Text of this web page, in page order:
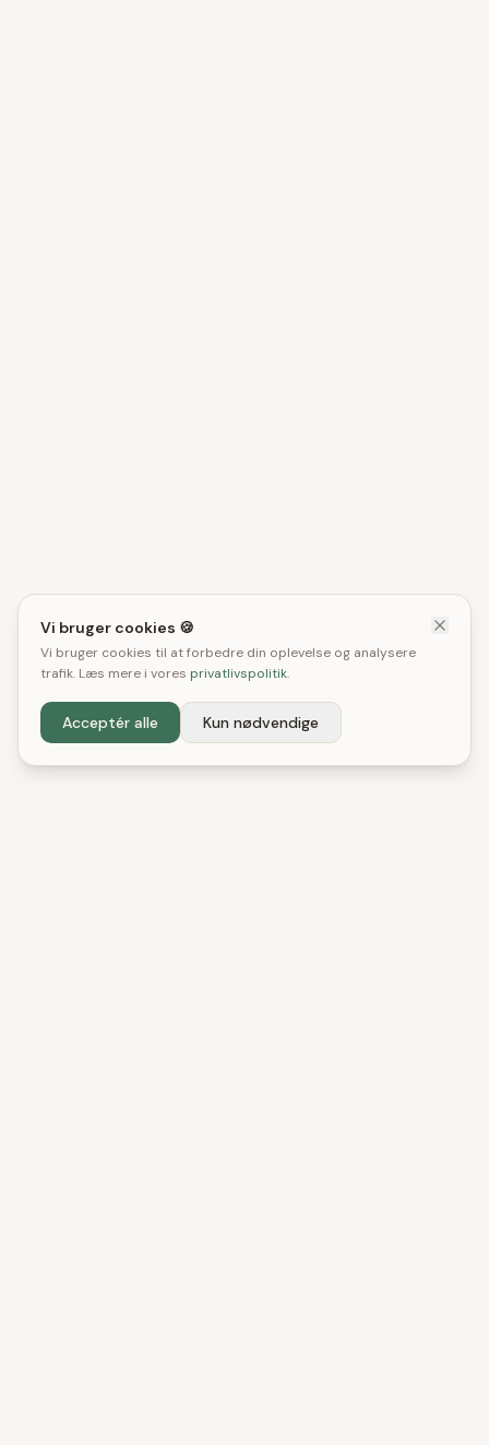
Vi bruger cookies 🍪
Vi bruger cookies til at forbedre din oplevelse og analysere
trafik. Læs mere i vores privatlivspolitik.
Acceptér alle Kun nødvendige